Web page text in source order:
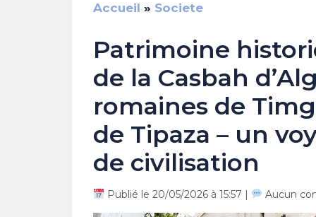
Accueil » Societe
Patrimoine
de la Casbah
romaines de
de Tipaza – un
de civilisation
Publié le 20/05/2026 à 15:57 | Aucun